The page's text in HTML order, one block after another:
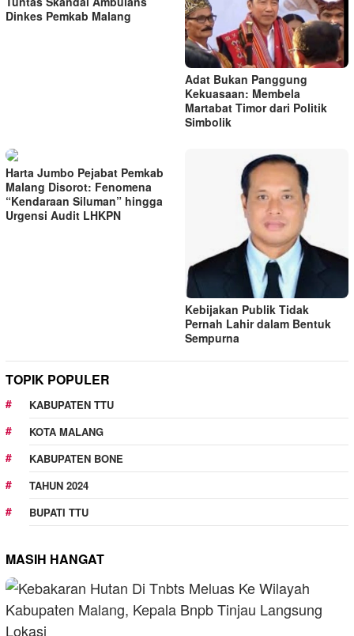
Dinkes Pemkab Malang
Adat Bukan Panggung
Kekuasaan: Membela
Martabat Timor dari Politik
Simbolik
Harta Jumbo Pejabat Pemkab
Malang Disorot: Fenomena
“Kendaraan Siluman” hingga
Urgensi Audit LHKPN
Kebijakan Publik Tidak
Pernah Lahir dalam Bentuk
Sempurna
TOPIK POPULER
KABUPATEN TTU
KOTA MALANG
KABUPATEN BONE
TAHUN 2024
BUPATI TTU
MASIH HANGAT